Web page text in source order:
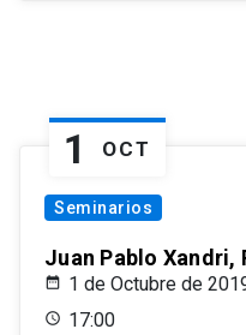
1 OCT
Seminarios
Juan Pablo
1 de Octubre de
17:00